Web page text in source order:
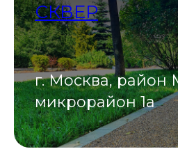
СКВЕР
г. Москва, район
микрорайон 1а